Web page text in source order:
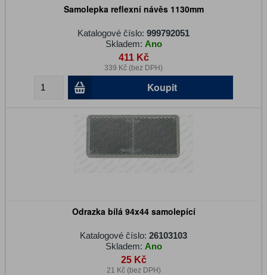
Samolepka reflexní návěs 1130mm
Katalogové číslo: 999792051
Skladem: Ano
411 Kč
339 Kč (bez DPH)
Koupit
Odrazka bílá 94x44 samolepící
Katalogové číslo: 26103103
Skladem: Ano
25 Kč
21 Kč (bez DPH)